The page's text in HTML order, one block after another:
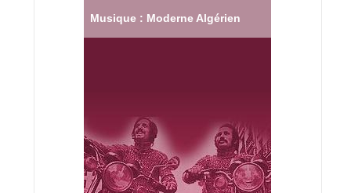
Musique : Moderne Algérien